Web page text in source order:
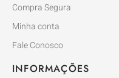
Compra Segura
Minha conta
Fale Conosco
INFORMAÇÕES